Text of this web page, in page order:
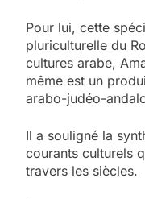
Pour lui, cette
pluriculturelle du
cultures arabe,
même est un
arabo-judéo-
Il a souligné la
courants culturels
travers les siècles.